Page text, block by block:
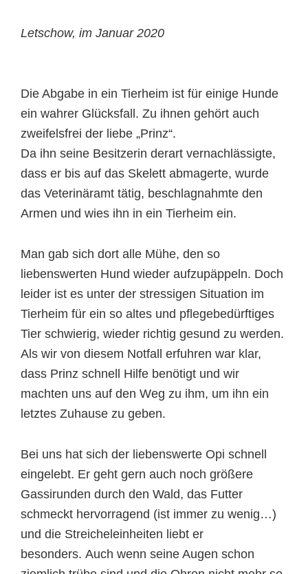
Letschow, im Januar 2020
Die Abgabe in ein Tierheim ist für einige Hunde
ein wahrer Glücksfall. Zu ihnen gehört auch
zweifelsfrei der liebe „Prinz“.
Da ihn seine Besitzerin derart vernachlässigte,
dass er bis auf das Skelett abmagerte, wurde
das Veterinäramt tätig, beschlagnahmte den
Armen und wies ihn in ein Tierheim ein.
Man gab sich dort alle Mühe, den so
liebenswerten Hund wieder aufzupäppeln. Doch
leider ist es unter der stressigen Situation im
Tierheim für ein so altes und pflegebedürftiges
Tier schwierig, wieder richtig gesund zu werden.
Als wir von diesem Notfall erfuhren war klar,
dass Prinz schnell Hilfe benötigt und wir
machten uns auf den Weg zu ihm, um ihn ein
letztes Zuhause zu geben.
Bei uns hat sich der liebenswerte Opi schnell
eingelebt. Er geht gern auch noch größere
Gassirunden durch den Wald, das Futter
schmeckt hervorragend (ist immer zu wenig…)
und die Streicheleinheiten liebt er
besonders. Auch wenn seine Augen schon